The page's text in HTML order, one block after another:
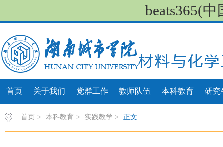
beats365(
首页 关于我们 党群工作 教师队伍 本科教育 研究
首页 > 本科教育 > 实践教学 > 正文